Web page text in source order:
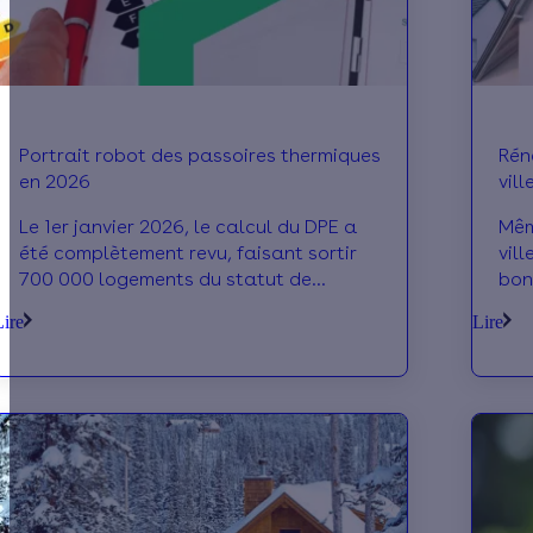
Portrait robot des passoires thermiques
en 2026
Le 1er janvier 2026, le calcul du DPE a
été complètement revu, faisant sortir
700 000 logements du statut de
les caractéristiques des passoires
ressemblent pas toujours à ce qu’on
imaginait ! On vous dévoile leur
portrait-robot en 2026.
Lire